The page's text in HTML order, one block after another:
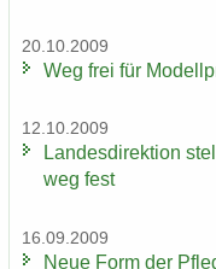
20.10.2009
Weg frei für
12.10.2009
Lan­des­di­rek­ti­on
weg fest
16.09.2009
Neue Form der